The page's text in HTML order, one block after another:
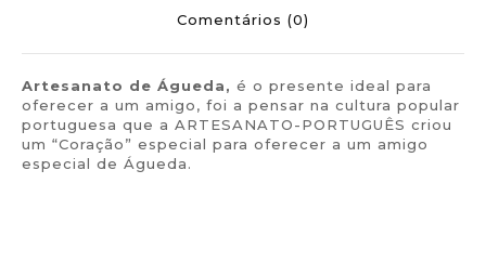
Comentários (0)
Artesanato de Águeda, é o presente ideal para
oferecer a um amigo, foi a pensar na cultura popular
portuguesa que a ARTESANATO-PORTUGUÊS criou
um “Coração” especial para oferecer a um amigo
especial de Águeda.